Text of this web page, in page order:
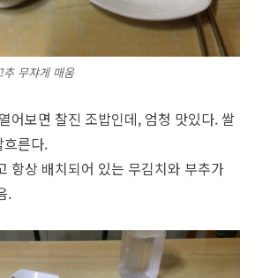
무쟈게 매움
어보면 찰진 조밥인데, 엄청 맛있다. 쌀
흐른다.
항상 배치되어 있는 무김치와 부추가
.